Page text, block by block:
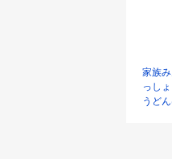
家族
っし
うど